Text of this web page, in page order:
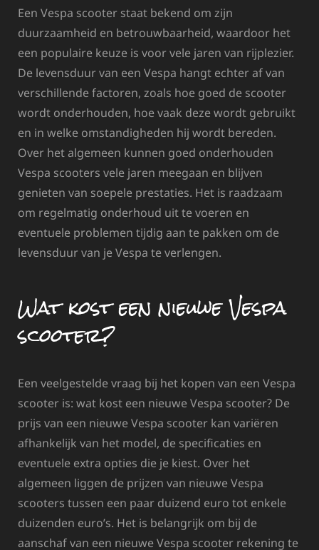
Een Vespa scooter staat bekend om zijn
duurzaamheid en betrouwbaarheid, waardoor het
een populaire keuze is voor vele jaren van rijplezier.
De levensduur van een Vespa hangt echter af van
verschillende factoren, zoals hoe goed de scooter
wordt onderhouden, hoe vaak deze wordt gebruikt
en in welke omstandigheden hij wordt bereden.
Over het algemeen kunnen goed onderhouden
Vespa scooters vele jaren meegaan en blijven
genieten van soepele prestaties. Het is raadzaam
om regelmatig onderhoud uit te voeren en
eventuele problemen tijdig aan te pakken om de
levensduur van je Vespa te verlengen.
Wat kost een nieuwe Vespa
scooter?
Een veelgestelde vraag bij het kopen van een Vespa
scooter is: wat kost een nieuwe Vespa scooter? De
prijs van een nieuwe Vespa scooter kan variëren
afhankelijk van het model, de specificaties en
eventuele extra opties die je kiest. Over het
algemeen liggen de prijzen van nieuwe Vespa
scooters tussen een paar duizend euro tot enkele
duizenden euro’s. Het is belangrijk om bij de
aanschaf van een nieuwe Vespa scooter rekening te